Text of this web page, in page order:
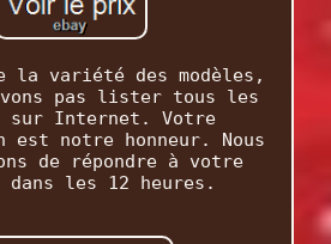
la variété des modèles,
pas lister tous les
sur Internet. Votre
notre honneur. Nous
de répondre à votre
dans les 12 heures.